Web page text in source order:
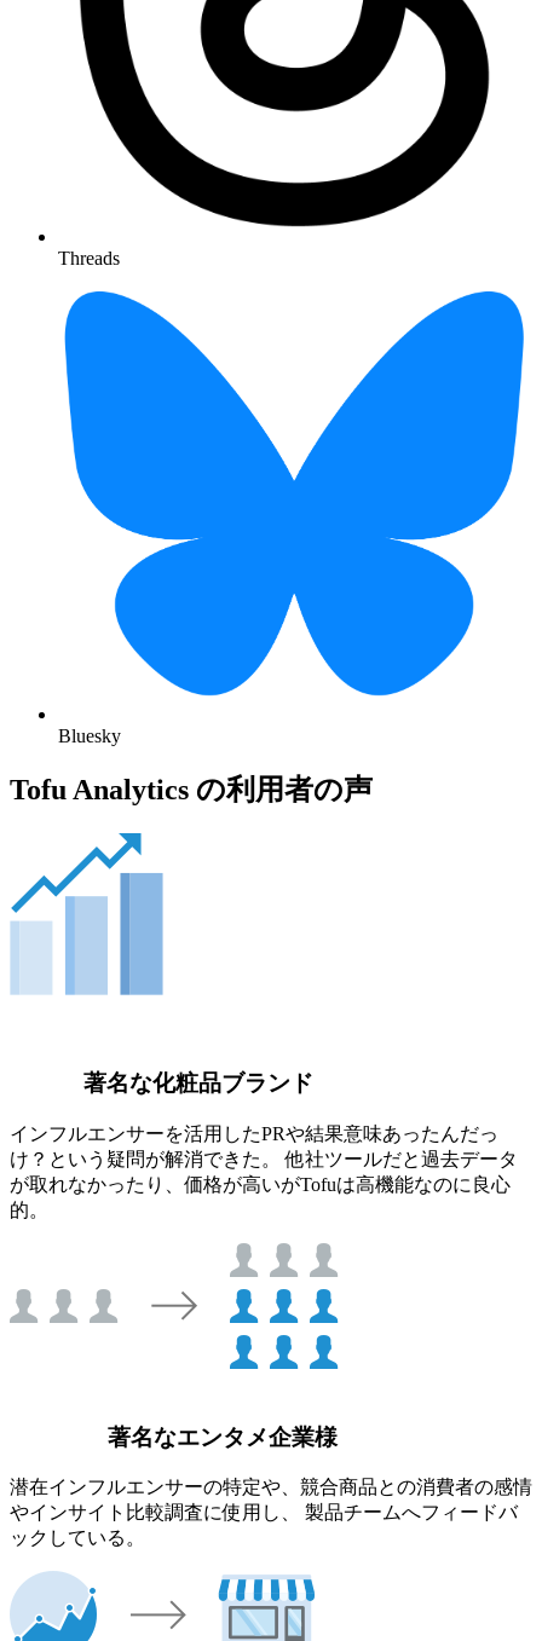
Threads
Bluesky
Tofu Analytics の利用者の声
著名な化粧品ブランド
インフルエンサーを活用したPRや結果意味あったんだっ
け？という疑問が解消できた。 他社ツールだと過去データ
が取れなかったり、価格が高いがTofuは高機能なのに良心
的。
著名なエンタメ企業様
潜在インフルエンサーの特定や、競合商品との消費者の感情
やインサイト比較調査に使用し、 製品チームへフィードバ
ックしている。